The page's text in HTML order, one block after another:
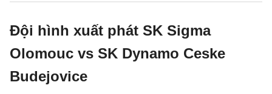
Đội hình xuất phát SK Sigma
Olomouc vs SK Dynamo Ceske
Budejovice